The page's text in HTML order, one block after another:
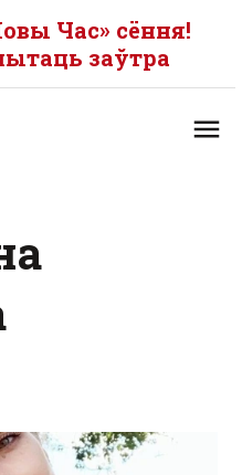
Час» сёння!
заўтра